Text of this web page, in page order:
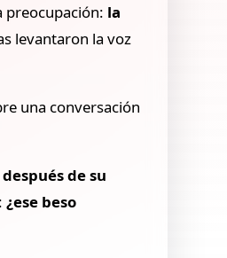
preocupación: la
levantaron la voz
una conversación
de su
¿ese beso